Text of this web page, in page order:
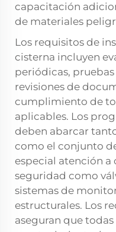
capacitación
de materiales
Los requisitos de
cisterna incluyen
periódicas,
revisiones de
cumplimiento de
aplicables. Los
deben abarcar
como el conjunto
especial atención
seguridad como
sistemas de
estructurales. Los
aseguran que